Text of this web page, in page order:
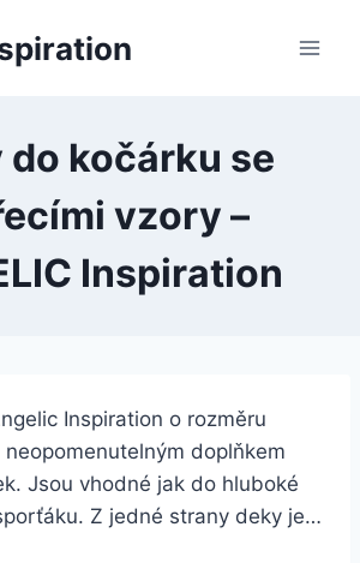
do kočárku se
vzory –
Inspiration
Inspiration o rozměru
doplňkem
Jsou vhodné jak do hluboké
Z jedné strany deky je…